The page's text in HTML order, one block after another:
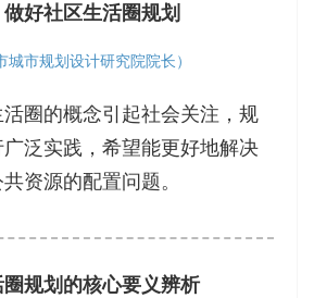
好社区生活圈规划
城市规划设计研究院院长）
圈的概念引起社会关注，规
泛实践，希望能更好地解决
资源的配置问题。
规划的核心要义辨析